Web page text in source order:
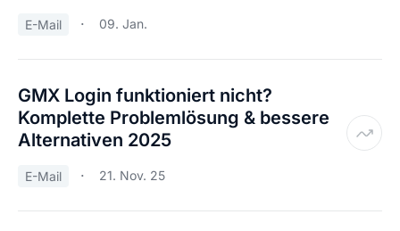
E-Mail 09. Jan.
GMX Login funktioniert nicht?
Komplette Problemlösung & bessere
Alternativen 2025
E-Mail 21. Nov. 25